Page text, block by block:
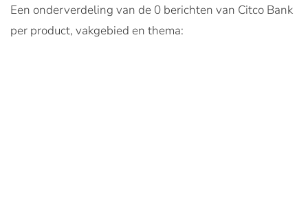
Een onderverdeling van de 0 berichten van Citco Bank
per product, vakgebied en thema: